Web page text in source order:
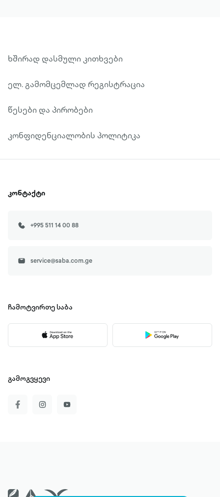
ხშირად დასმული კითხვები
ელ. გამომცემლად რეგისტრაცია
წესები და პირობები
კონფიდენციალობის პოლიტიკა
კონტაქტი
+995 511 14 00 88
service@saba.com.ge
ჩამოტვირთე საბა
გამოგვყევი